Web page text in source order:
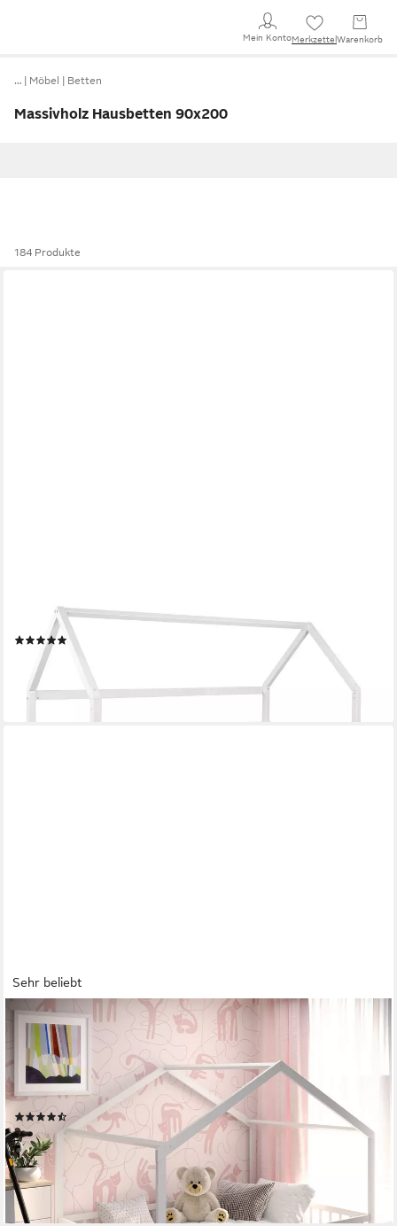
Mein KontoMerkzettel Warenkorb
… Möbel Betten
Massivholz Hausbetten 90x200
184 Produkte
90x200), höhenverstellbar
(9)
ab 746,90 €
lieferbar - in 6-7 Werktagen bei dir
Sehr beliebt
CADANI
Kinderbett Malte Hausbett Bodenbett Rausfallschutz abnehmbar
bis 200 kg belastbar (140x200 cm, Montessori Kinder- &
Jugendbett aus Kiefer Massivholz), inkl. stabilem Roll-Lattenrost,
langfristig nutzbar, Weiss
(71)
269,95 € UVP319,95 €
-16%
lieferbar - in 3-4 Werktagen bei dir